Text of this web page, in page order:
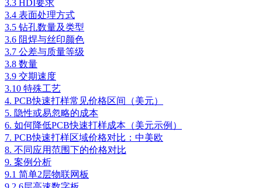
3.3 HDI要求
3.4 表面处理方式
3.5 钻孔数量及类型
3.6 阻焊与丝印颜色
3.7 公差与质量等级
3.8 数量
3.9 交期速度
3.10 特殊工艺
4. PCB快速打样常见价格区间（美元）
5. 隐性或易忽略的成本
6. 如何降低PCB快速打样成本（美元示例）
7. PCB快速打样区域价格对比：中美欧
8. 不同应用范围下的价格对比
9. 案例分析
9.1 简单2层物联网板